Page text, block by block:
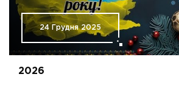
24 Грудня 2025
2026